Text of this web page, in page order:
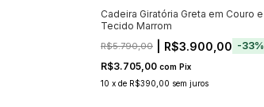
Cadeira Giratória Greta em Couro e
Tecido Marrom
R$5.790,00 | R$3.900,00 -33%
R$3.705,00 com Pix
10 x de R$390,00 sem juros